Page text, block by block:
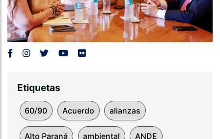
Etiquetas
60/90 Acuerdo alianzas
Alto Paraná ambiental ANDE